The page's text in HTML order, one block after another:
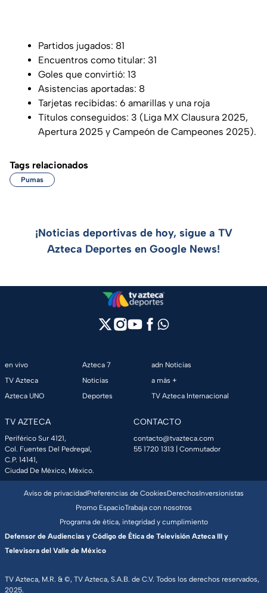
Partidos jugados: 81
Encuentros como titular: 31
Goles que convirtió: 13
Asistencias aportadas: 8
Tarjetas recibidas: 6 amarillas y una roja
Títulos conseguidos: 3 (Liga MX Clausura 2025,
Apertura 2025 y Campeón de Campeones 2025).
Tags relacionados
Pumas
¡Noticias deportivas de hoy, sigue a TV
Azteca Deportes en Google News!
en vivo
TV Azteca
Azteca UNO
Azteca 7
Noticias
Deportes
adn Noticias
a más +
TV Azteca Internacional
TV AZTECA
Periférico Sur 4121,
Col. Fuentes Del Pedregal,
C.P. 14141,
Ciudad De México, México.
CONTACTO
contacto@tvazteca.com
55 1720 1313 | Conmutador
TV Azteca, M.R. & ©, TV Azteca, S.A.B. de C.V. Todos los derechos reservados,
2025.
Aviso de privacidadPreferencias de CookiesDerechosInversionistas
Promo EspacioTrabaja con nosotros
Programa de ética, integridad y cumplimiento
Defensor de Audiencias y Código de Ética de Televisión Azteca III y
Televisora del Valle de México